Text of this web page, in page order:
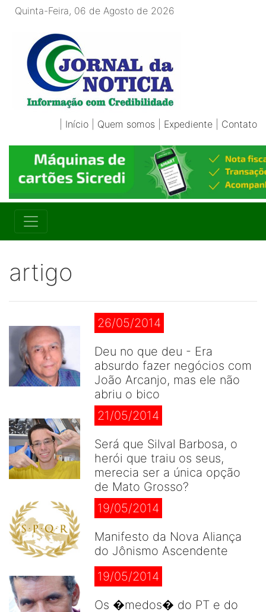
Quinta-Feira, 06 de Agosto de 2026
Início Quem somos Expediente Contato
artigo
26/05/2014
Deu no que deu - Era
absurdo fazer negócios com
João Arcanjo, mas ele não
abriu o bico
21/05/2014
Será que Silval Barbosa, o
herói que traiu os seus,
merecia ser a única opção
de Mato Grosso?
19/05/2014
Manifesto da Nova Aliança
do Jônismo Ascendente
19/05/2014
Os �medos� do PT e do